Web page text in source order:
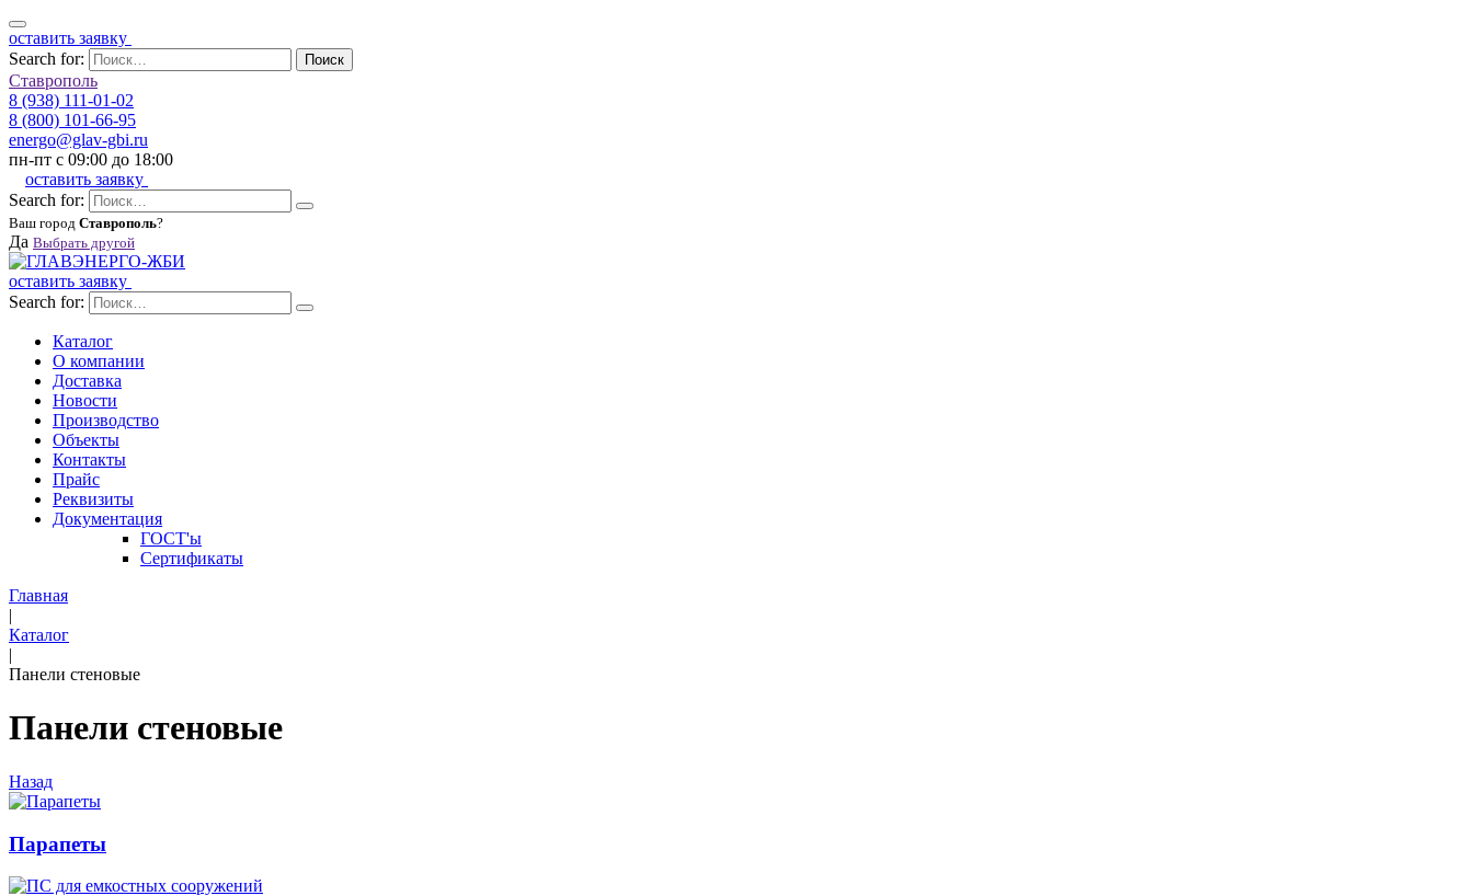
оставить заявку
Search for:
Поиск
Ставрополь
8 (938) 111-01-02
8 (800) 101-66-95
energo@glav-gbi.ru
пн-пт с 09:00 до 18:00
оставить заявку
Search for:
Ваш город Ставрополь?
Да Выбрать другой
оставить заявку
Search for:
Каталог
О компании
Доставка
Новости
Производство
Объекты
Контакты
Прайс
Реквизиты
Документация
ГОСТ'ы
Сертификаты
Главная
|
Каталог
|
Панели стеновые
Панели стеновые
Назад
Парапеты